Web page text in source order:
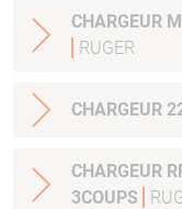
CHARGEUR
RUGER
CHARGEUR
CHARGEUR
3COUPS